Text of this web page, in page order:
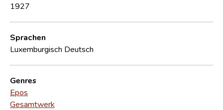
1927
Sprachen
Luxemburgisch Deutsch
Genres
Epos
Gesamtwerk